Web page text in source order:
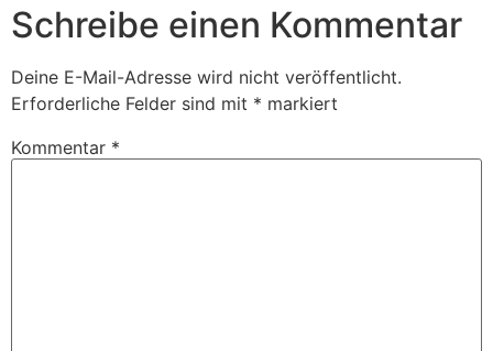
Schreibe einen Kommentar
Deine E-Mail-Adresse wird nicht veröffentlicht.
Erforderliche Felder sind mit * markiert
Kommentar *